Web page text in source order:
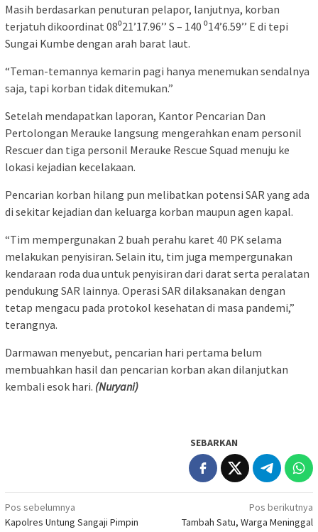
Masih berdasarkan penuturan pelapor, lanjutnya, korban
terjatuh dikoordinat 08⁰21’17.96’’ S – 140 ⁰14’6.59’’ E di tepi
Sungai Kumbe dengan arah barat laut.
“Teman-temannya kemarin pagi hanya menemukan sendalnya
saja, tapi korban tidak ditemukan.”
Setelah mendapatkan laporan, Kantor Pencarian Dan
Pertolongan Merauke langsung mengerahkan enam personil
Rescuer dan tiga personil Merauke Rescue Squad menuju ke
lokasi kejadian kecelakaan.
Pencarian korban hilang pun melibatkan potensi SAR yang ada
di sekitar kejadian dan keluarga korban maupun agen kapal.
“Tim mempergunakan 2 buah perahu karet 40 PK selama
melakukan penyisiran. Selain itu, tim juga mempergunakan
kendaraan roda dua untuk penyisiran dari darat serta peralatan
pendukung SAR lainnya. Operasi SAR dilaksanakan dengan
tetap mengacu pada protokol kesehatan di masa pandemi,”
terangnya.
Darmawan menyebut, pencarian hari pertama belum
membuahkan hasil dan pencarian korban akan dilanjutkan
kembali esok hari. (Nuryani)
SEBARKAN
Navigasi
Pos sebelumnya
Kapolres Untung Sangaji Pimpin
Pos berikutnya
Tambah Satu, Warga Meninggal